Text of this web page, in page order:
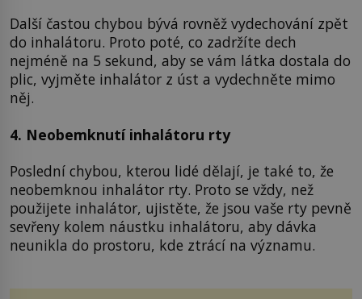
Další častou chybou bývá rovněž vydechování zpět
do inhalátoru. Proto poté, co zadržíte dech
nejméně na 5 sekund, aby se vám látka dostala do
plic, vyjměte inhalátor z úst a vydechněte mimo
něj.
4. Neobemknutí inhalátoru rty
Poslední chybou, kterou lidé dělají, je také to, že
neobemknou inhalátor rty. Proto se vždy, než
použijete inhalátor, ujistěte, že jsou vaše rty pevně
sevřeny kolem náustku inhalátoru, aby dávka
neunikla do prostoru, kde ztrácí na významu.